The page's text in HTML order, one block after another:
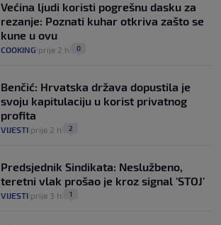
Većina ljudi koristi pogrešnu dasku za
rezanje: Poznati kuhar otkriva zašto se
kune u ovu
COOKING prije 2 h 0
Benčić: Hrvatska država dopustila je
svoju kapitulaciju u korist privatnog
profita
VIJESTI prije 2 h 2
Predsjednik Sindikata: Neslužbeno,
teretni vlak prošao je kroz signal 'STOJ'
VIJESTI prije 3 h 1